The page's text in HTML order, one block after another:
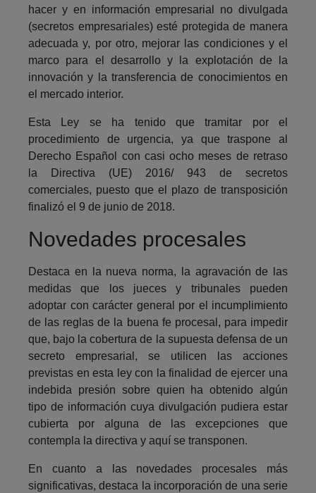
hacer y en información empresarial no divulgada
(secretos empresariales) esté protegida de manera
adecuada y, por otro, mejorar las condiciones y el
marco para el desarrollo y la explotación de la
innovación y la transferencia de conocimientos en
el mercado interior.
Esta Ley se ha tenido que tramitar por el
procedimiento de urgencia, ya que traspone al
Derecho Español con casi ocho meses de retraso
la Directiva (UE) 2016/ 943 de secretos
comerciales, puesto que el plazo de transposición
finalizó el 9 de junio de 2018.
Novedades procesales
Destaca en la nueva norma, la agravación de las
medidas que los jueces y tribunales pueden
adoptar con carácter general por el incumplimiento
de las reglas de la buena fe procesal, para impedir
que, bajo la cobertura de la supuesta defensa de un
secreto empresarial, se utilicen las acciones
previstas en esta ley con la finalidad de ejercer una
indebida presión sobre quien ha obtenido algún
tipo de información cuya divulgación pudiera estar
cubierta por alguna de las excepciones que
contempla la directiva y aquí se transponen.
En cuanto a las novedades procesales más
significativas, destaca la incorporación de una serie